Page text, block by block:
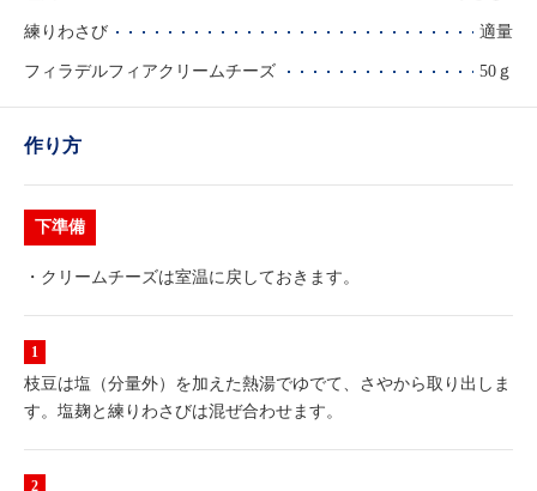
練りわさび 適量
フィラデルフィアクリームチーズ 50ｇ
作り方
下準備
・クリームチーズは室温に戻しておきます。
枝豆は塩（分量外）を加えた熱湯でゆでて、さやから取り出しま
す。塩麹と練りわさびは混ぜ合わせます。